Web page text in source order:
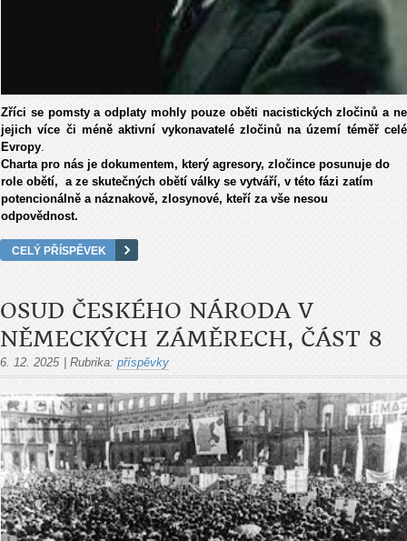
Zříci se pomsty a odplaty mohly pouze oběti nacistických zločinů a ne
jejich více či méně aktivní vykonavatelé zločinů na území téměř celé
Evropy.
Charta pro nás je dokumentem, který agresory, zločince posunuje do
role obětí, a ze skutečných obětí války se vytváří, v této fázi zatím
potencionálně a náznakově, zlosynové, kteří za vše nesou
odpovědnost.
CELÝ PŘÍSPĚVEK
OSUD ČESKÉHO NÁRODA V
NĚMECKÝCH ZÁMĚRECH, ČÁST 8
6. 12. 2025 Rubrika: příspěvky